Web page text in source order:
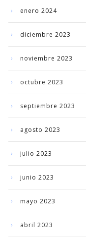
enero 2024
diciembre 2023
noviembre 2023
octubre 2023
septiembre 2023
agosto 2023
julio 2023
junio 2023
mayo 2023
abril 2023